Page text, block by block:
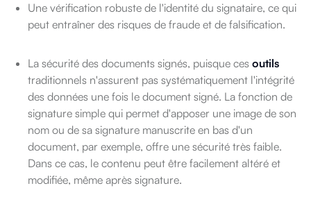
Une vérification robuste de l'identité du signataire, ce qui
peut entraîner des risques de fraude et de falsification.
La sécurité des documents signés, puisque ces outils
traditionnels n'assurent pas systématiquement l'intégrité
des données une fois le document signé. La fonction de
signature simple qui permet d'apposer une image de son
nom ou de sa signature manuscrite en bas d'un
document, par exemple, offre une sécurité très faible.
Dans ce cas, le contenu peut être facilement altéré et
modifiée, même après signature.